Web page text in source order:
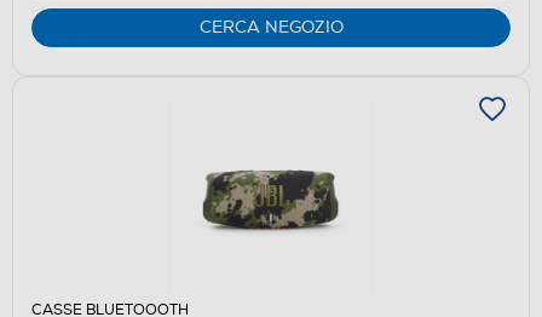
CERCA NEGOZIO
CASSE BLUETOOOTH